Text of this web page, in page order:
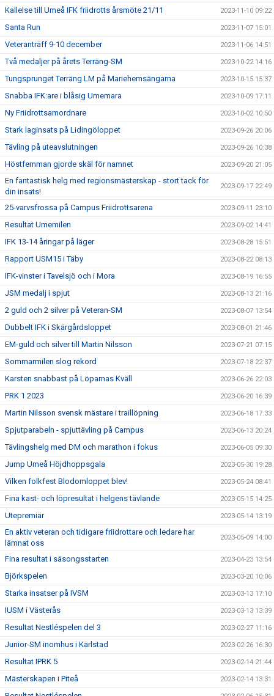
Kallelse till Umeå IFK friidrotts årsmöte 21/11 2023-11-10 09:22
Santa Run 2023-11-07 15:01
Veteranträff 9-10 december 2023-11-06 14:51
Två medaljer på årets Terräng-SM 2023-10-22 14:16
Tungsprunget Terräng LM på Mariehemsängarna 2023-10-15 15:37
Snabba IFK:are i blåsig Umemara 2023-10-09 17:11
Ny Friidrottsamordnare 2023-10-02 10:50
Stark laginsats på Lidingöloppet 2023-09-26 20:06
Tävling på uteavslutningen 2023-09-26 10:38
Höstfemman gjorde skäl för namnet 2023-09-20 21:05
En fantastisk helg med regionsmästerskap - stort tack för
din insats!
2023-09-17 22:49
25-varvsfrossa på Campus Friidrottsarena 2023-09-11 23:10
Resultat Umemilen 2023-09-02 14:41
IFK 13-14 åringar på läger 2023-08-28 15:51
Rapport USM15 i Täby 2023-08-22 08:13
IFK-vinster i Tavelsjö och i Mora 2023-08-19 16:55
JSM medalj i spjut 2023-08-13 21:16
2 guld och 2 silver på Veteran-SM 2023-08-07 13:54
Dubbelt IFK i Skärgårdsloppet 2023-08-01 21:46
EM-guld och silver till Martin Nilsson 2023-07-21 07:15
Sommarmilen slog rekord 2023-07-18 22:37
Karsten snabbast på Löparnas Kväll 2023-06-26 22:03
PRK 1 2023 2023-06-20 16:39
Martin Nilsson svensk mästare i traillöpning 2023-06-18 17:33
Spjutparabeln - spjuttävling på Campus 2023-06-13 20:24
Tävlingshelg med DM och marathon i fokus 2023-06-05 09:30
Jump Umeå Höjdhoppsgala 2023-05-30 19:28
Vilken folkfest Blodomloppet blev! 2023-05-24 08:41
Fina kast- och löpresultat i helgens tävlande 2023-05-15 14:25
Utepremiär 2023-05-14 13:19
En aktiv veteran och tidigare friidrottare och ledare har
lämnat oss
2023-05-09 14:00
Fina resultat i säsongsstarten 2023-04-23 13:54
Björkspelen 2023-03-20 10:06
Starka insatser på IVSM 2023-03-13 17:10
IUSM i Västerås 2023-03-13 13:39
Resultat Nestléspelen del 3 2023-02-27 11:16
Junior-SM inomhus i Karlstad 2023-02-26 16:30
Resultat IPRK 5 2023-02-14 21:44
Mästerskapen i Piteå 2023-02-14 13:31